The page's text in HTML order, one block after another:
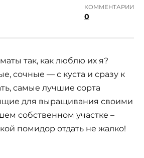
КОММЕНТАРИИ
0
так, как люблю их я?
сочные — с куста и сразу к
самые лучшие сорта
для выращивания своими
собственном участке –
помидор отдать не жалко!